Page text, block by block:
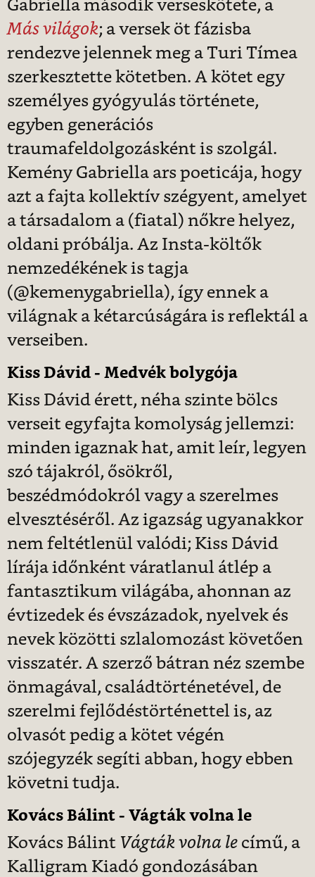
Gabriella második verseskötete, a
Más világok; a versek öt fázisba
rendezve jelennek meg a Turi Tímea
szerkesztette kötetben. A kötet egy
személyes gyógyulás története,
egyben generációs
traumafeldolgozásként is szolgál.
Kemény Gabriella ars poeticája, hogy
azt a fajta kollektív szégyent, amelyet
a társadalom a (fiatal) nőkre helyez,
oldani próbálja. Az Insta-költők
nemzedékének is tagja
(@kemenygabriella), így ennek a
világnak a kétarcúságára is reflektál a
verseiben.
Kiss Dávid - Medvék bolygója
Kiss Dávid érett, néha szinte bölcs
verseit egyfajta komolyság jellemzi:
minden igaznak hat, amit leír, legyen
szó tájakról, ősökről,
beszédmódokról vagy a szerelmes
elvesztéséről. Az igazság ugyanakkor
nem feltétlenül valódi; Kiss Dávid
lírája időnként váratlanul átlép a
fantasztikum világába, ahonnan az
évtizedek és évszázadok, nyelvek és
nevek közötti szlalomozást követően
visszatér. A szerző bátran néz szembe
önmagával, családtörténetével, de
szerelmi fejlődéstörténettel is, az
olvasót pedig a kötet végén
szójegyzék segíti abban, hogy ebben
követni tudja.
Kovács Bálint - Vágták volna le
Kovács Bálint Vágták volna le című, a
Kalligram Kiadó gondozásában